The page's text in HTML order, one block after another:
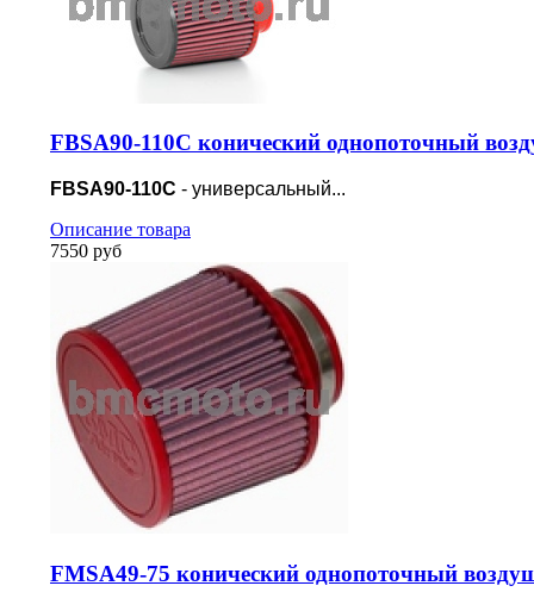
FBSA90-110C конический однопоточный
FBSA90-110C - универсальный...
Описание товара
7550 руб
FMSA49-75 конический однопоточный